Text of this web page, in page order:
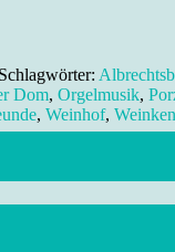
Schlagwörter:
Dom, Orgelmusik,
, Weinhof,